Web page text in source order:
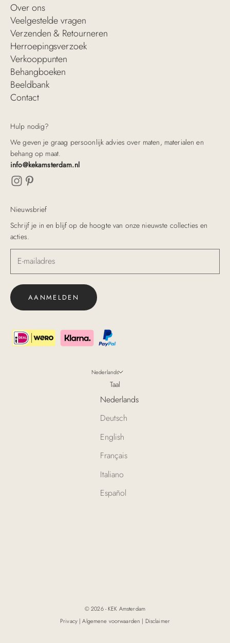
Over ons
Veelgestelde vragen
Verzenden & Retourneren
Herroepingsverzoek
Verkooppunten
Behangboeken
Beeldbank
Contact
Hulp nodig?
We geven je graag persoonlijk advies over maten, materialen en
behang op maat.
info@kekamsterdam.nl
Nieuwsbrief
Schrijf je in en blijf op de hoogte van onze nieuwste collecties en
acties.
AANMELDEN
Nederlands
Taal
Nederlands
Deutsch
English
Français
Italiano
Español
© 2026 - KEK Amsterdam
Privacy |Algemene voorwaarden | Disclaimer